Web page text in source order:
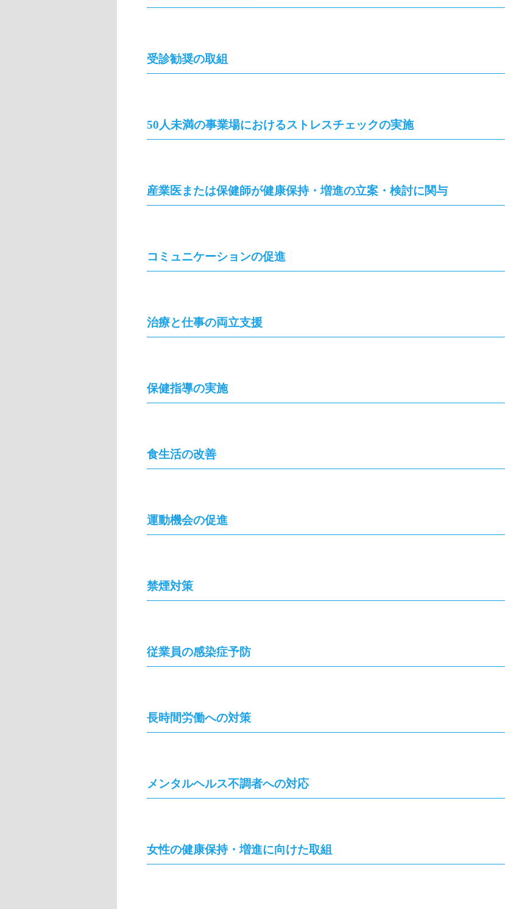
受診勧奨の取組
50人未満の事業場におけるストレスチェックの実施
産業医または保健師が健康保持・増進の立案・検討に関与
コミュニケーションの促進
治療と仕事の両立支援
保健指導の実施
食生活の改善
運動機会の促進
禁煙対策
従業員の感染症予防
長時間労働への対策
メンタルヘルス不調者への対応
女性の健康保持・増進に向けた取組